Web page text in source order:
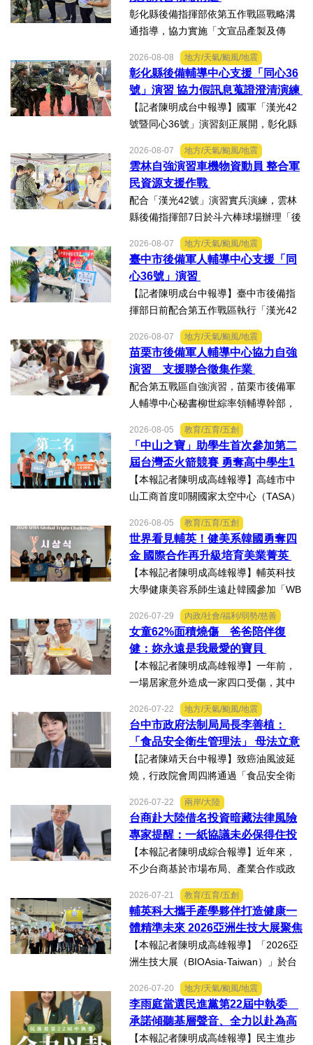
間廣播車，結合村里廣播系...
彰化縣後備指揮部依第五作戰區戰略溝
通指導，協力實施「文宣品產製及傳
合國軍「漢光42號」演習，彰化縣後備
指揮部依第五作戰區戰略溝通指導，協
力實施「文宣品產製及傳散...
2026-08-08 地方/天氣/颱風/地震
彰化縣後備輔導中心支援「同心36
號」演習 協力假訊息蒐證澄清演練
【記者陳明成台中報導】國軍「漢光42
號暨同心36號」演習刻正展開，彰化縣
導，協力陸軍104旅實施「假訊息蒐證澄
清」演練。動員芳苑鄉後備軍人輔導中
心陳宗文主任、陳芳果秘...
2026-08-07 地方/天氣/颱風/地震
雲林自強演習車機物資動員 整合軍
民資源支援作戰
配合「漢光42號」演習實兵演練，雲林
縣後備指揮部7日於斗六棒球場辦理「後
資接收作業－自強演習」。【記者陳明
成台中報導】配合「漢光42號」演習實
兵演練，雲林縣後備指揮...
2026-08-07 地方/天氣/颱風/地震
臺中市後備軍人輔導中心支援「同
心36號」演習
【記者陳明成台中報導】臺中市後備指
揮部日前配合第五作戰區執行「漢光42
教育召集作業，臺中市外埔區、清水
區、大安區等後備軍人輔導中心全力投
入支援任務，設置服務台協助...
2026-08-07 地方/天氣/颱風/地震
苗栗市後備軍人輔導中心協力自強
演習 支援聯合徵集作業
配合第五戰區自強演習，苗栗市後備軍
人輔導中心秘書柳世綜率領輔導幹部，
徵用作業演練。【記者陳明成台中報
導】為驗證全民防衛動員機制，苗栗市
後備軍人輔導中心配合第五...
2026-08-05 教育/五育/五創
「中山之寶」助學生首次參加第二
屆台灣盃火箭競賽 勇奪高中學生1
K組亞軍
【本報記者陳明成高雄報導】高雄市中
山工商首度叩關國家太空中心（TASA）
一路過關斬將，順利完成火箭發射，並
將全箭完整回收，勇奪高中學生1K組亞
軍，表現亮眼。陳國清...
2026-08-05 教育/五育/五創
世界看見輔英！健美系韓國勇奪四
金 國際合作再升級培育美業菁英
【本報記者陳明成高雄報導】輔英科技
大學健康美容系師生遠赴韓國參加「WB
賽」及「2026WBAGlobalTripleChallen
ge全球美學現場賽」，展現紮實專業實
力，師生聯手勇奪四金、...
2026-07-29 內政/社會/福利/弱勢/慈善
女童62%面積燒傷 爸爸陪伴復
健：妳永遠是我最愛的寶貝
【本報記者陳明成高雄報導】一年前，
一場居家意外造成一家四口受傷，其中
燒傷，在加護病房搶救超過兩個月，並
歷經在陽光基金會近一年的漫長復復健
及陪伴下，芸芸將於八月重返...
2026-07-22 地方/天氣/颱風/地震
台中市政府法制局局長李善植：
「食品安全衛生管理法」 母法立意
良善但子法標準過於寬鬆、處罰欠
缺嚇阻力、第一線缺乏足夠的人力
【記者陳靖天台中報導】致癌油風波延
燒，行政院會周四將通過「食品安全衛
說明十大修法重點，其中增訂地方主管
機關風險導向查核機制、強化業者異常
通報責任及加重通報不實處...
2026-07-22 兩岸/大陸
台商赴大陸借名投資暗藏法律風險
專家提醒：一紙協議未必保得住投
資權益
【本報記者陳明成綜合報導】近年來，
不少台商基於市場布局、產業合作或政
陸。然而，看似便利的投資模式，卻可
能隱藏股權歸屬、投資收益、經營控制
權及法律責任等風險，一旦...
2026-07-21 教育/五育/五創
輔英科大攜手產學夥伴打造健康一
體精準未來 2026亞洲生技大展聚焦
精準健康創新實力
【本報記者陳明成高雄報導】「2026亞
洲生技大展（BIOAsia-Taiwan）」於台
研發長葉耀宗率團隊以「健康一體．精
準未來」為主題參展，展現產學合作夥
伴展示精準健康、生物科...
2026-07-20 地方/天氣/颱風/地震
李雨庭當選民進黨第22屆中執委
承諾傾聽基層聲音、全力以赴為高
雄與台灣努力
【本報記者陳明成高雄報導】民主進步